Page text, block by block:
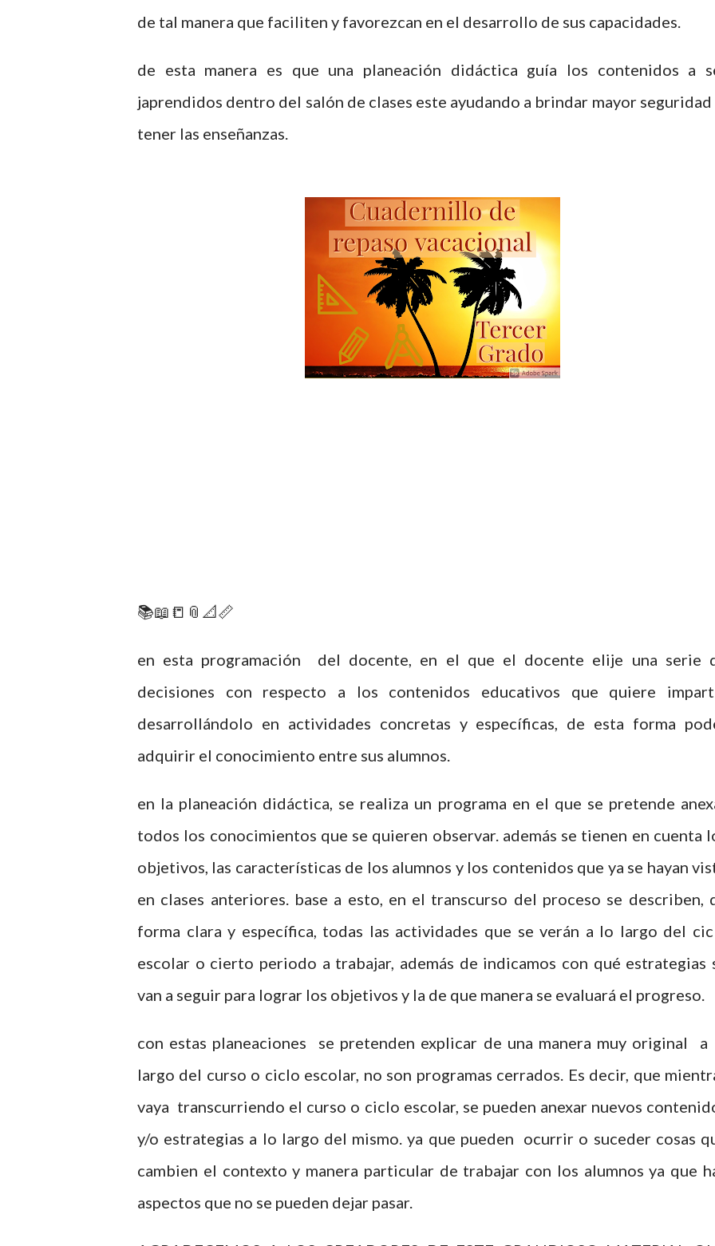
de tal manera que faciliten y favorezcan en el desarrollo de sus capacidades.
de esta manera es que una planeación didáctica guía los contenidos a
japrendidos dentro del salón de clases este ayudando a brindar mayor seguridad
tener las enseñanzas.
📚📖📒📎📐📏
en esta programación del docente, en el que el docente elije una serie
decisiones con respecto a los contenidos educativos que quiere
desarrollándolo en actividades concretas y específicas, de esta forma
adquirir el conocimiento entre sus alumnos.
en la planeación didáctica, se realiza un programa en el que se pretende
todos los conocimientos que se quieren observar. además se tienen en cuenta
objetivos, las características de los alumnos y los contenidos que ya se hayan
en clases anteriores. base a esto, en el transcurso del proceso se describen,
forma clara y específica, todas las actividades que se verán a lo largo del
escolar o cierto periodo a trabajar, además de indicamos con qué estrategias
van a seguir para lograr los objetivos y la de que manera se evaluará el progreso.
con estas planeaciones se pretenden explicar de una manera muy original a
largo del curso o ciclo escolar, no son programas cerrados. Es decir, que
vaya transcurriendo el curso o ciclo escolar, se pueden anexar nuevos
y/o estrategias a lo largo del mismo. ya que pueden ocurrir o suceder cosas
cambien el contexto y manera particular de trabajar con los alumnos ya que
aspectos que no se pueden dejar pasar.